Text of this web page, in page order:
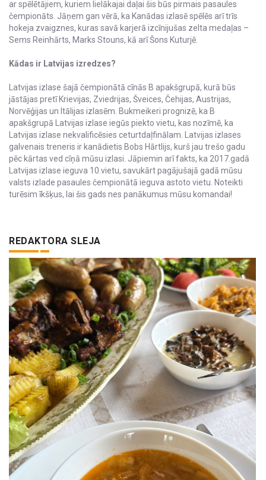
ar spēlētājiem, kuriem lielākajai daļai šis būs pirmais pasaules
čempionāts. Jāņem gan vērā, ka Kanādas izlasē spēlēs arī trīs
hokeja zvaigznes, kuras savā karjerā izcīnijušas zelta medaļas –
Sems Reinhārts, Marks Stouns, kā arī Šons Kuturjē.
Kādas ir Latvijas izredzes?
Latvijas izlase šajā čempionātā cīnās B apakšgrupā, kurā būs
jāstājas pretī Krievijas, Zviedrijas, Šveices, Čehijas, Austrijas,
Norvēģijas un Itālijas izlasēm. Bukmeikeri prognizē, ka B
apakšgrupā Latvijas izlase iegūs piekto vietu, kas nozīmē, ka
Latvijas izlase nekvalificēsies ceturtdaļfinālam. Latvijas izlases
galvenais treneris ir kanādietis Bobs Hārtlijs, kurš jau trešo gadu
pēc kārtas ved cīņā mūsu izlasi. Jāpiemin arī fakts, ka 2017.gadā
Latvijas izlase ieguva 10.vietu, savukārt pagājušajā gadā mūsu
valsts izlade pasaules čempionātā ieguva astoto vietu. Noteikti
turēsim īkšķus, lai šis gads nes panākumus mūsu komandai!
REDAKTORA SLEJA